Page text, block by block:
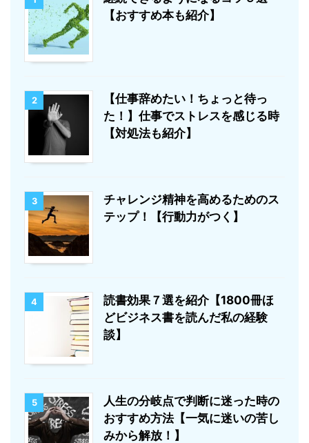
【おすすめ本も紹介】
2
【仕事辞めたい！ちょっと待っ
た！】仕事でストレスを感じる時
【対処法も紹介】
3
チャレンジ精神を高めるためのス
テップ！【行動力がつく】
4
読書効果７選を紹介【1800冊ほ
どビジネス書を読んだ私の経験
談】
5
人生の分岐点で判断に迷った時の
おすすめ方法【一気に迷いの苦し
みから解放！】